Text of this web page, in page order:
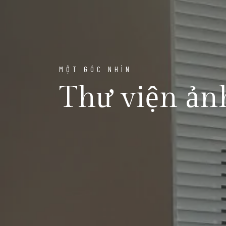
MỘT GÓC NHÌN
Thư viện